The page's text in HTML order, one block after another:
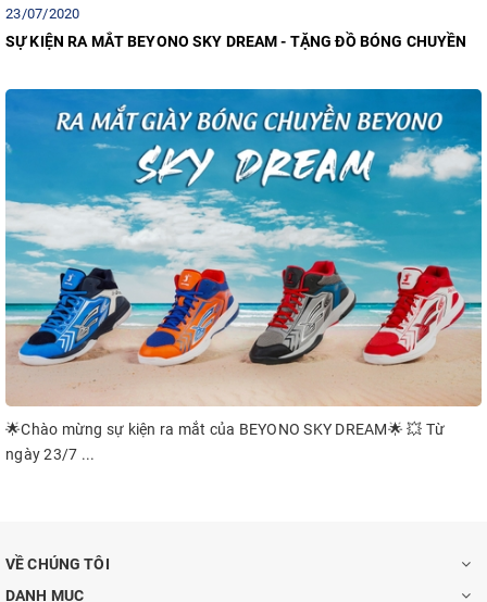
23/07/2020
SỰ KIỆN RA MẮT BEYONO SKY DREAM - TẶNG ĐỒ BÓNG CHUYỀN
🌟Chào mừng sự kiện ra mắt của BEYONO SKY DREAM🌟 💥 Từ
ngày 23/7 ...
VỀ CHÚNG TÔI
DANH MỤC